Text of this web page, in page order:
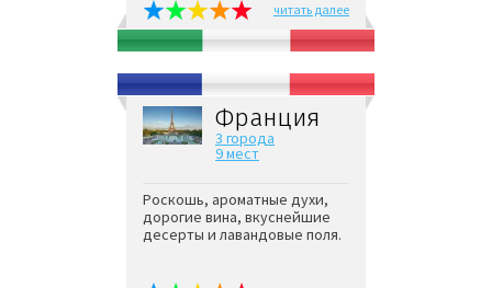
читать далее
Франция
3 города
9 мест
Роскошь, ароматные духи,
дорогие вина, вкуснейшие
десерты и лавандовые поля.